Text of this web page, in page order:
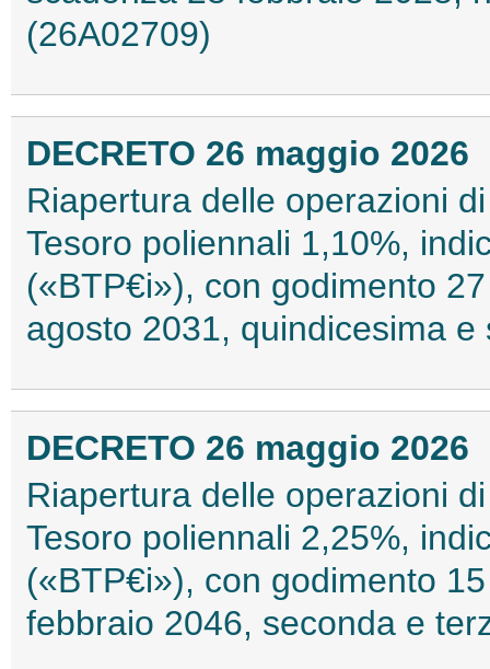
(26A02709)
DECRETO 26 maggio 2026
Riapertura delle operazioni
Tesoro poliennali 1,10%,
(«BTP€i»), con godimento
agosto 2031, quindicesima
DECRETO 26 maggio 2026
Riapertura delle operazioni
Tesoro poliennali 2,25%,
(«BTP€i»), con godimento
febbraio 2046, seconda e